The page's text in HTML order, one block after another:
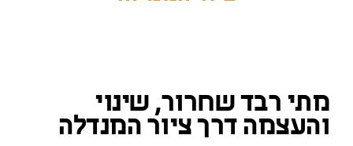
מתי רבד שחרור, שינוי
והעצמה דרך ציור המנדלה